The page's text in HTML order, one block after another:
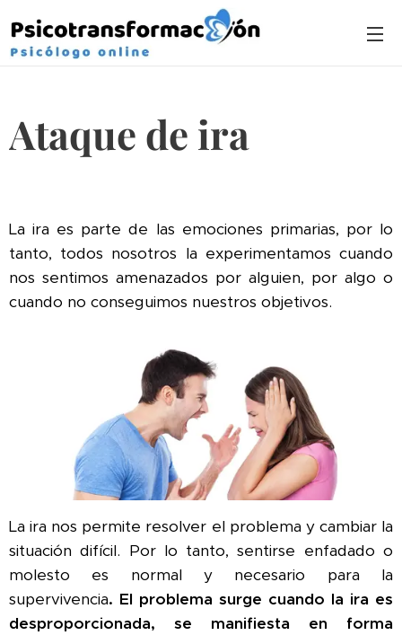
Ataque de ira
La ira es parte de las emociones primarias, por lo
tanto, todos nosotros la experimentamos cuando
nos sentimos amenazados por alguien, por algo o
cuando no conseguimos nuestros objetivos.
La ira nos permite resolver el problema y cambiar la
situación difícil. Por lo tanto, sentirse enfadado o
molesto es normal y necesario para la
supervivencia. El problema surge cuando la ira es
desproporcionada, se manifiesta en forma